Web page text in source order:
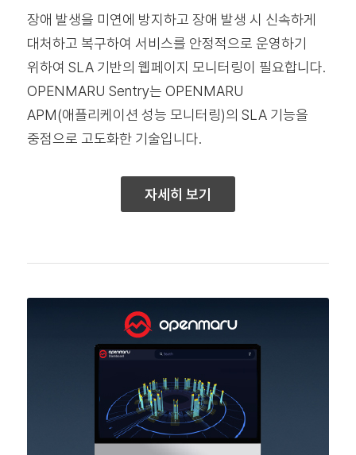
장애 발생을 미연에 방지하고 장애 발생 시 신속하게
대처하고 복구하여 서비스를 안정적으로 운영하기
위하여 SLA 기반의 웹페이지 모니터링이 필요합니다.
OPENMARU Sentry는 OPENMARU
APM(애플리케이션 성능 모니터링)의 SLA 기능을
중점으로 고도화한 기술입니다.
자세히 보기